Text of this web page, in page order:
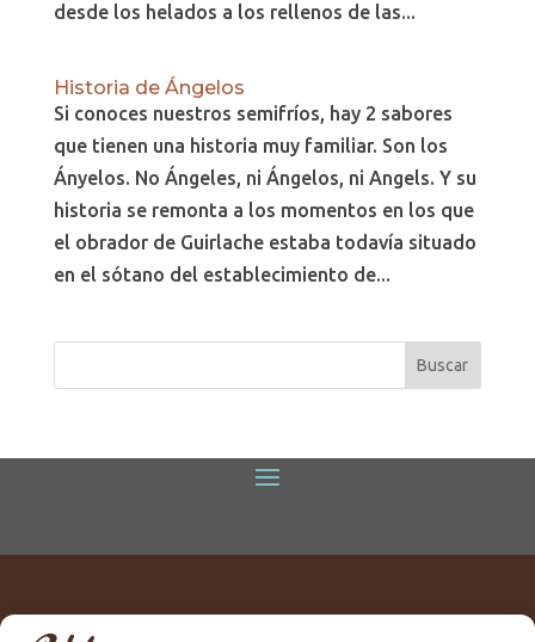
desde los helados a los rellenos de las...
Historia de Ángelos
Si conoces nuestros semifríos, hay 2 sabores
que tienen una historia muy familiar. Son los
Ányelos. No Ángeles, ni Ángelos, ni Angels. Y su
historia se remonta a los momentos en los que
el obrador de Guirlache estaba todavía situado
en el sótano del establecimiento de...